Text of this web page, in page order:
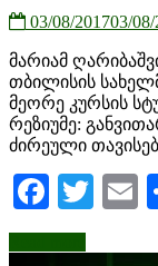
03/08/201703/
მარიამ
თბილისის
მეორე კურსის
რეზიუმე:
ძირეული